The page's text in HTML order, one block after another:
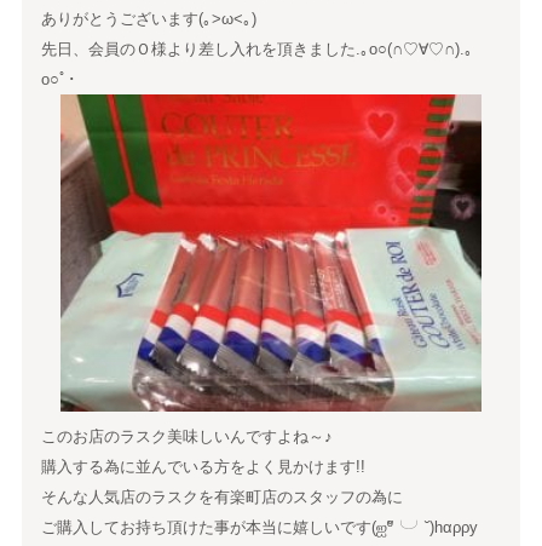
ありがとうございます(｡>ω<｡)ゞ
先日、会員のＯ様より差し入れを頂きました.｡o○(∩♡∀♡∩).｡
o○ﾟ･
このお店のラスク美味しいんですよね～♪
購入する為に並んでいる方をよく見かけます!!
そんな人気店のラスクを有楽町店のスタッフの為に
ご購入してお持ち頂けた事が本当に嬉しいです(ஐºั╰╯˘)hαρρу